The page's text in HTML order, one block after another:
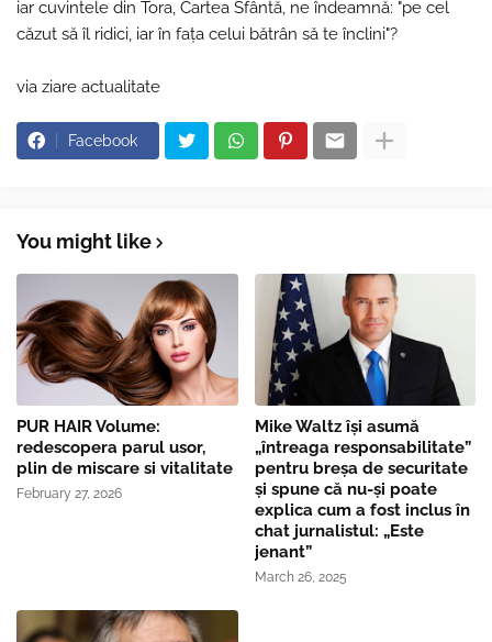
iar cuvintele din Tora, Cartea Sfântă, ne îndeamnă: "pe cel
căzut să îl ridici, iar în fața celui bătrân să te înclini"?
via ziare actualitate
Facebook
You might like
PUR HAIR Volume:
redescopera parul usor,
plin de miscare si vitalitate
February 27, 2026
Mike Waltz îşi asumă
„întreaga responsabilitate”
pentru breşa de securitate
și spune că nu-și poate
explica cum a fost inclus în
chat jurnalistul: „Este
jenant”
March 26, 2025